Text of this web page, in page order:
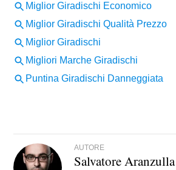
AUTORE
Salvatore Aranzulla